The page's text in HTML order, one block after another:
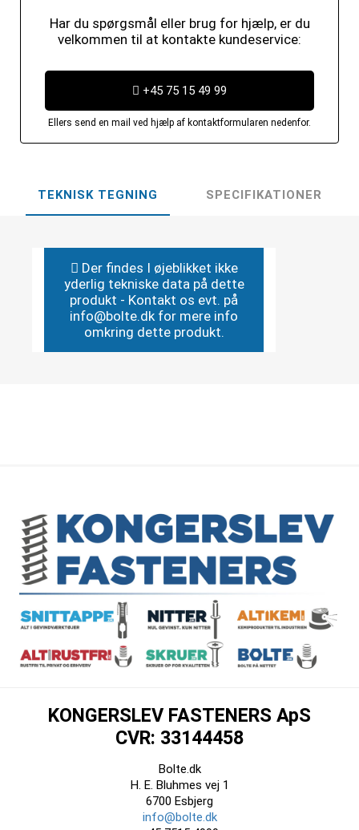
Har du spørgsmål eller brug for hjælp, er du
velkommen til at kontakte kundeservice:
+45 75 15 49 99
Ellers send en mail ved hjælp af kontaktformularen nedenfor.
TEKNISK TEGNING SPECIFIKATIONER
Der findes I øjeblikket ikke
yderlig tekniske data på dette
produkt - Kontakt os evt. på
info@bolte.dk for mere info
omkring dette produkt.
KONGERSLEV FASTENERS ApS
CVR: 33144458
Bolte.dk
H. E. Bluhmes vej 1
6700 Esbjerg
info@bolte.dk